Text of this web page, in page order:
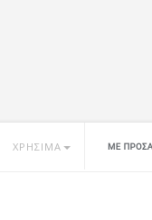
ΧΡΗΣΙΜΑ